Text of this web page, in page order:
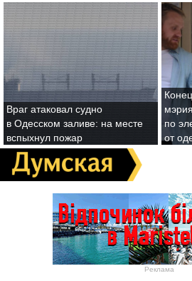
Враг атаковал судно
в Одесском заливе: на месте
вспыхнул пожар
по
от
Реклама